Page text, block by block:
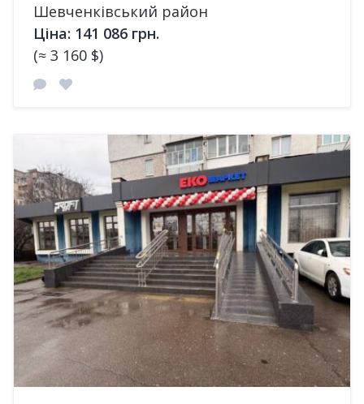
Шевченківський район
Ціна: 141 086 грн.
(≈ 3 160 $)